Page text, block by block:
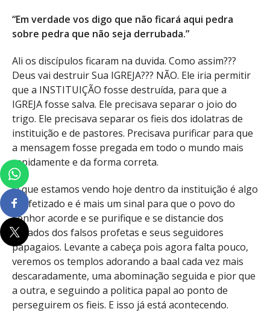
“Em verdade vos digo que não ficará aqui pedra
sobre pedra que não seja derrubada.”
Ali os discípulos ficaram na duvida. Como assim???
Deus vai destruir Sua IGREJA??? NÃO. Ele iria permitir
que a INSTITUIÇÃO fosse destruída, para que a
IGREJA fosse salva. Ele precisava separar o joio do
trigo. Ele precisava separar os fieis dos idolatras de
instituição e de pastores. Precisava purificar para que
a mensagem fosse pregada em todo o mundo mais
rapidamente e da forma correta.
O que estamos vendo hoje dentro da instituição é algo
profetizado e é mais um sinal para que o povo do
Senhor acorde e se purifique e se distancie dos
pecados dos falsos profetas e seus seguidores
papagaios. Levante a cabeça pois agora falta pouco,
veremos os templos adorando a baal cada vez mais
descaradamente, uma abominação seguida e pior que
a outra, e seguindo a politica papal ao ponto de
perseguirem os fieis. E isso já está acontecendo.